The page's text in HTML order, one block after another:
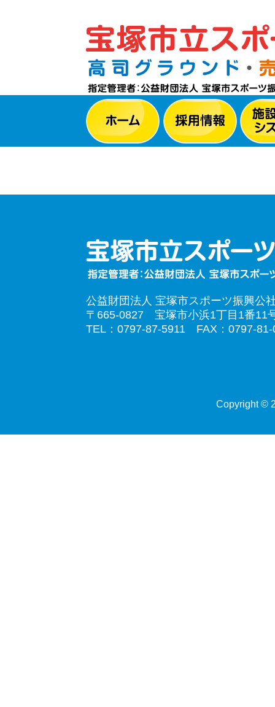
公益財団法人 宝塚市スポーツ振興公
〒665-0827 宝塚市小浜1丁目1番11
TEL：0797-87-5911 FAX：0797-81-
Copyright ©